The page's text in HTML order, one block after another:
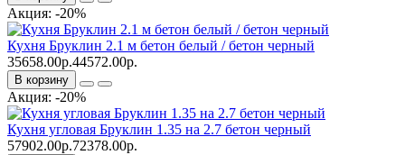
Акция: -20%
Кухня Бруклин 2.1 м бетон белый / бетон черный
35658.00р.44572.00р.
В корзину
Акция: -20%
Кухня угловая Бруклин 1.35 на 2.7 бетон черный
57902.00р.72378.00р.